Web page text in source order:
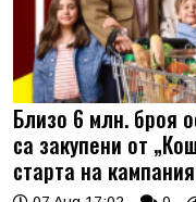
Близо 6 млн. броя
са закупени от
старта на